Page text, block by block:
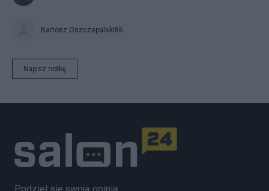
Bartosz Oszczepalski86
Napisz notkę